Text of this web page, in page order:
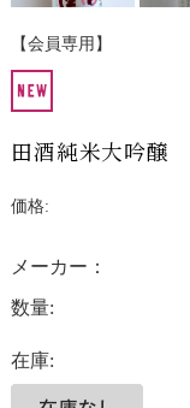
【会員専用】
田酒純米大吟
価格:
メーカー：
数量:
在庫: